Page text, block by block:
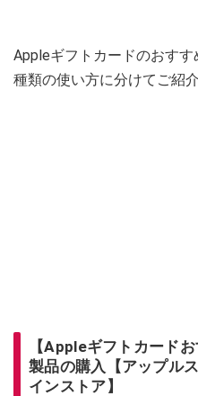
Appleギフトカードのおす
種類の使い方に分けてご紹介
【Appleギフトカード
製品の購入【アップル
インストア】